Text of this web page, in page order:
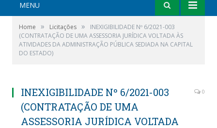
MENU
Home » Licitações »
INEXIGIBILIDADE Nº 6/2021-003
(CONTRATAÇÃO DE UMA ASSESSORIA JURÍDICA VOLTADA ÀS
ATIVIDADES DA ADMINISTRAÇÃO PÚBLICA SEDIADA NA CAPITAL
DO ESTADO)
INEXIGIBILIDADE Nº 6/2021-003
(CONTRATAÇÃO DE UMA
ASSESSORIA JURÍDICA VOLTADA
0